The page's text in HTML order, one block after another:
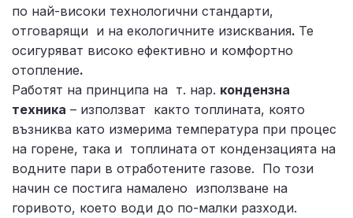
по най-високи технологични стандарти,
отговарящи и на екологичните изисквания. Те
осигуряват високо ефективно и комфортно
отопление.
Работят на принципа на т. нар. кондензна
техника – използват както топлината, която
възниква като измерима температура при процес
на горене, така и топлината от кондензацията на
водните пари в отработените газове. По този
начин се постига намалено използване на
горивото, което води до по-малки разходи.